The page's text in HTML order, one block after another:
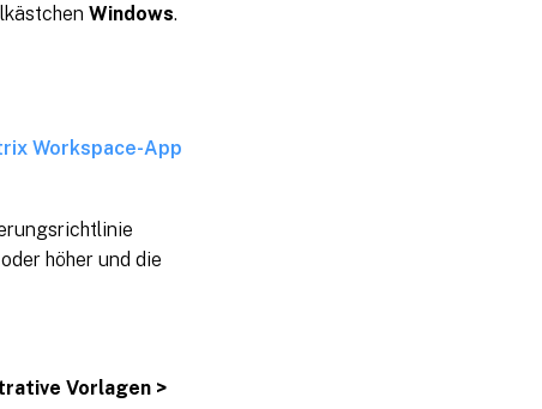
Windows.
Workspace-App
höher und die
Vorlagen >